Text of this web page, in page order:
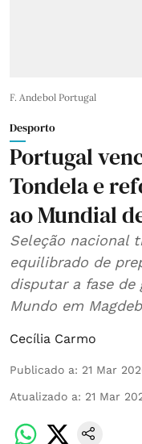
F. Andebol Portugal
Desporto
Portugal
Tondela e
ao Mundial
Seleção nacional
equilibrado de
disputar a fase de
Mundo em
Cecília Carmo
Publicado a: 21 Mar
Atualizado a: 21 Mar